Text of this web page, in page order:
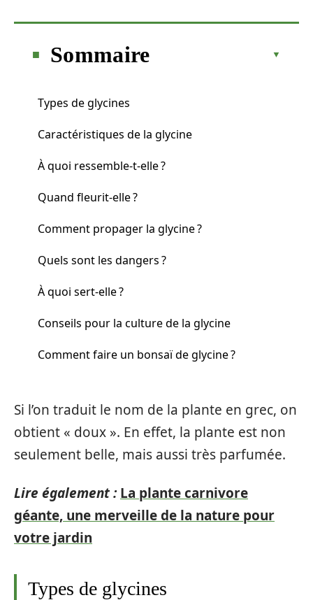
Sommaire
Types de glycines
Caractéristiques de la glycine
À quoi ressemble-t-elle ?
Quand fleurit-elle ?
Comment propager la glycine ?
Quels sont les dangers ?
À quoi sert-elle ?
Conseils pour la culture de la glycine
Comment faire un bonsaï de glycine ?
Si l’on traduit le nom de la plante en grec, on
obtient « doux ». En effet, la plante est non
seulement belle, mais aussi très parfumée.
Lire également : La plante carnivore
géante, une merveille de la nature pour
votre jardin
Types de glycines